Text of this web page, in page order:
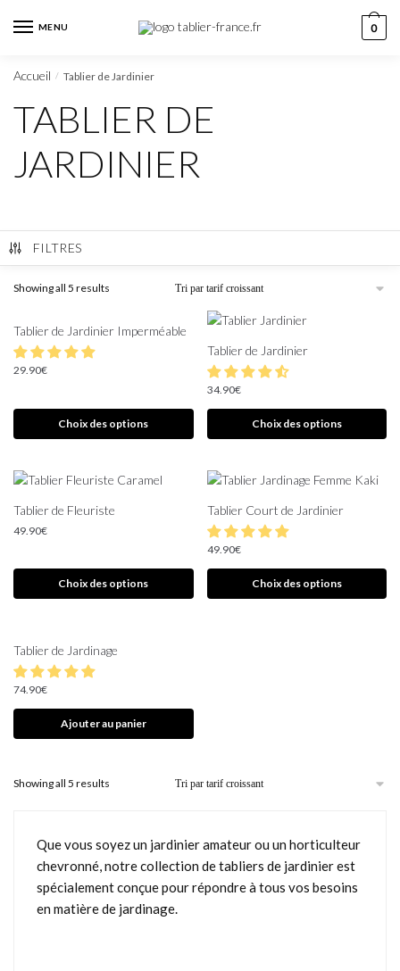
MENU 0
Accueil / Tablier de Jardinier
TABLIER DE
JARDINIER
FILTRES
Showing all 5 results
Tablier de Jardinier Imperméable
29.90€
Choix des options
Tablier de Jardinier
34.90€
Choix des options
Tablier de Fleuriste
49.90€
Choix des options
Tablier Court de Jardinier
49.90€
Choix des options
Tablier de Jardinage
74.90€
Ajouter au panier
Showing all 5 results
Que vous soyez un jardinier amateur ou un horticulteur
chevronné, notre collection de tabliers de jardinier est
spécialement conçue pour répondre à tous vos besoins
en matière de jardinage.